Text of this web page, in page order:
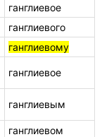
ганглиевое
ганглиевого
ганглиевому
ганглиевое
ганглиевым
ганглиевом